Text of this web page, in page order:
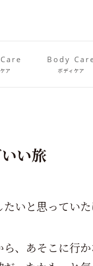
ア
Body
ボディケア
い旅
いと思っていた
、あそこに行